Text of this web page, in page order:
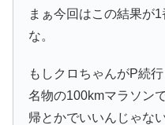
まぁ今回はこの結果が1
な。
もしクロちゃんがP続
名物の100kmマラソン
帰とかでいいんじゃな